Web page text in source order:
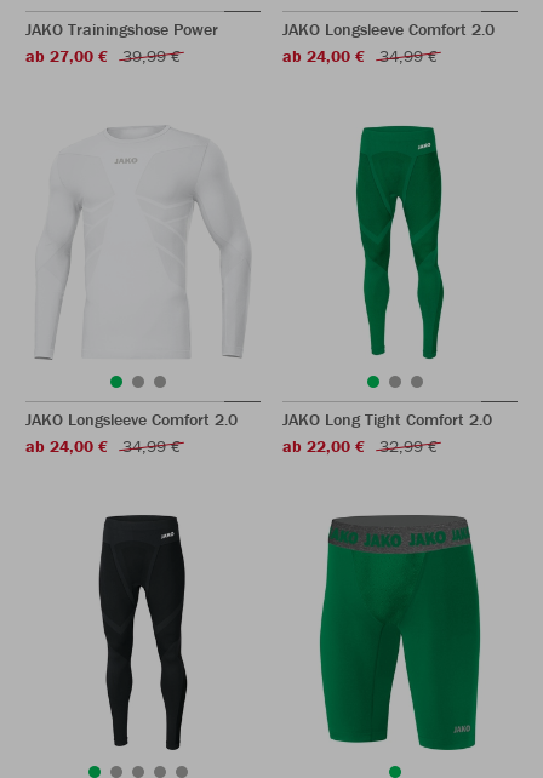
JAKO Trainingshose Power
ab 27,00 €
39,99 €
JAKO Longsleeve Comfort 2.0
ab 24,00 €
34,99 €
JAKO Longsleeve Comfort 2.0
ab 24,00 €
34,99 €
JAKO Long Tight Comfort 2.0
ab 22,00 €
32,99 €